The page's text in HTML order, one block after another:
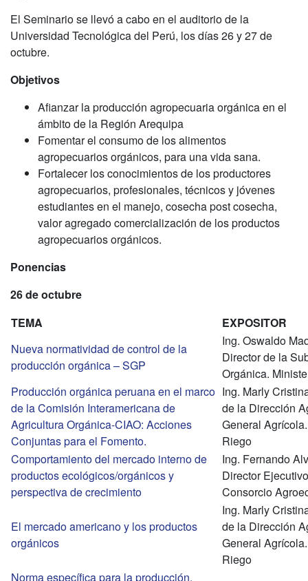
El Seminario se llevó a cabo en el auditorio de la
Universidad Tecnológica del Perú, los días 26 y 27 de
octubre.
Objetivos
Afianzar la producción agropecuaria orgánica en el
ámbito de la Región Arequipa
Fomentar el consumo de los alimentos
agropecuarios orgánicos, para una vida sana.
Fortalecer los conocimientos de los productores
agropecuarios, profesionales, técnicos y jóvenes
estudiantes en el manejo, cosecha post cosecha,
valor agregado comercialización de los productos
agropecuarios orgánicos.
Ponencias
26 de octubre
TEMA
EXPOSITOR
Nueva normatividad de control de la
producción orgánica – SGP
Ing. Oswaldo
Director de la
Orgánica.
Producción orgánica peruana en el marco
de la Comisión Interamericana de
Agricultura Orgánica-CIAO: Acciones
Conjuntas para el Fomento.
Ing. Marly
de la Dirección
General
Riego
Comportamiento del mercado interno de
productos ecológicos/orgánicos y
perspectiva de crecimiento
Ing. Fernando
Director
Consorcio
El mercado americano y los productos
orgánicos
Ing. Marly
de la Dirección
General
Riego
Norma específica para la producción,